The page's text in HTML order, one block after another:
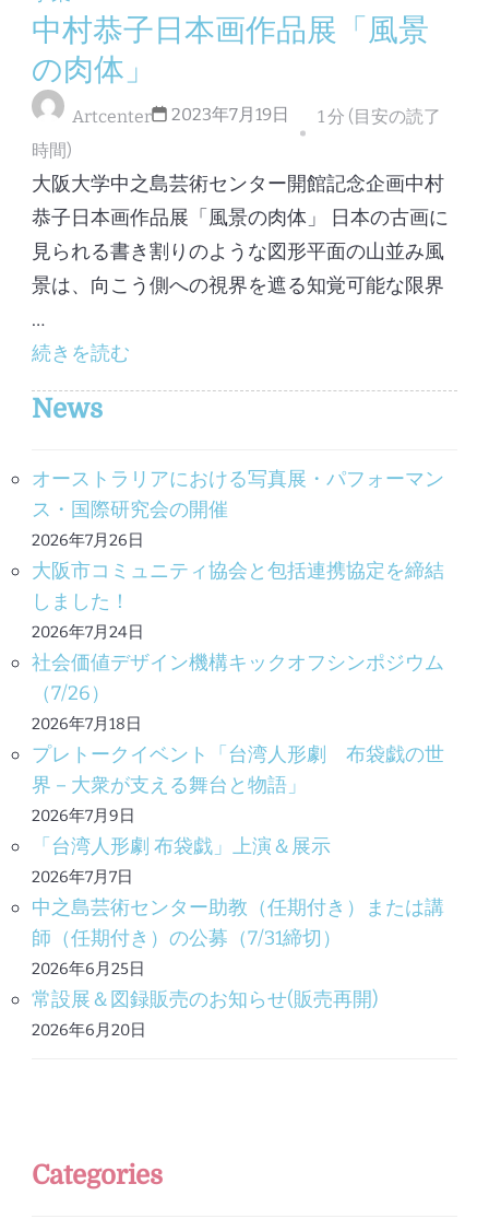
中村恭子日本画作品展「風景
の肉体」
Artcenter 2023年7月19日
1 分 (目安の読了
時間)
大阪大学中之島芸術センター開館記念企画中村
恭子日本画作品展「風景の肉体」 日本の古画に
見られる書き割りのような図形平面の山並み風
景は、向こう側への視界を遮る知覚可能な限界
…
続きを読む
News
オーストラリアにおける写真展・パフォーマン
ス・国際研究会の開催
2026年7月26日
大阪市コミュニティ協会と包括連携協定を締結
しました！
2026年7月24日
社会価値デザイン機構キックオフシンポジウム
（7/26）
2026年7月18日
プレトークイベント「台湾人形劇 布袋戯の世
界－大衆が支える舞台と物語」
2026年7月9日
「台湾人形劇 布袋戯」上演＆展示
2026年7月7日
中之島芸術センター助教（任期付き）または講
師（任期付き）の公募（7/31締切）
2026年6月25日
常設展＆図録販売のお知らせ(販売再開)
2026年6月20日
Categories